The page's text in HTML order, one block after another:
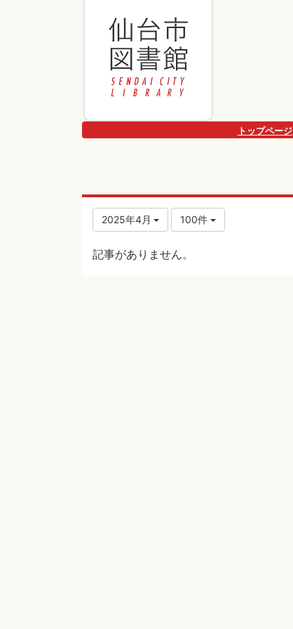
トップページ
2025年4月 100件
記事がありません。